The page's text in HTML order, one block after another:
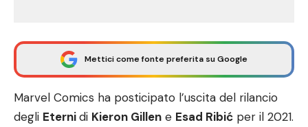
Mettici come fonte preferita su Google
Marvel Comics ha posticipato l’uscita del rilancio
degli Eternidi Kieron Gillen e Esad Ribić per il 2021.